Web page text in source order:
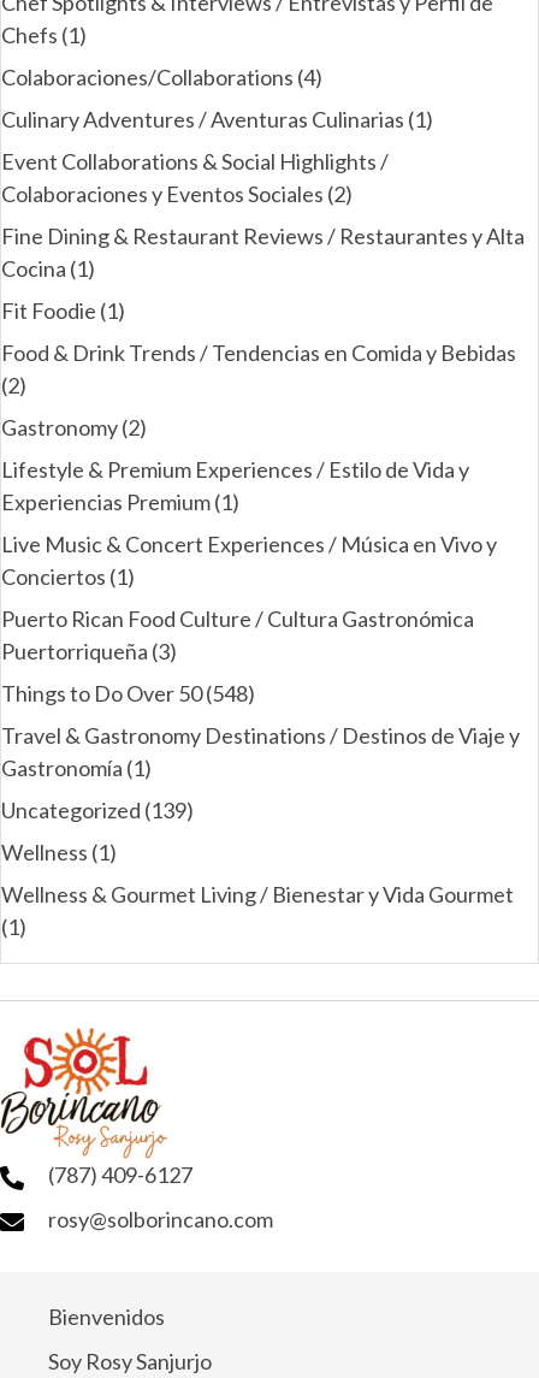
Chefs (1)
Colaboraciones/Collaborations (4)
Culinary Adventures / Aventuras Culinarias (1)
Event Collaborations & Social Highlights /
Colaboraciones y Eventos Sociales (2)
Fine Dining & Restaurant Reviews / Restaurantes y Alta
Cocina (1)
Fit Foodie (1)
Food & Drink Trends / Tendencias en Comida y Bebidas
(2)
Gastronomy(2)
Lifestyle & Premium Experiences / Estilo de Vida y
Experiencias Premium(1)
Live Music & Concert Experiences / Música en Vivo y
Conciertos (1)
Puerto Rican Food Culture / Cultura Gastronómica
Puertorriqueña (3)
Things to Do Over 50(548)
Travel & Gastronomy Destinations / Destinos de Viaje y
Gastronomía (1)
Uncategorized (139)
Wellness (1)
Wellness & Gourmet Living / Bienestar y Vida Gourmet
(1)
(787) 409-6127
rosy@solborincano.com
Bienvenidos
Soy Rosy Sanjurjo